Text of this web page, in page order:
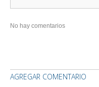
No hay comentarios
AGREGAR COMENTARIO